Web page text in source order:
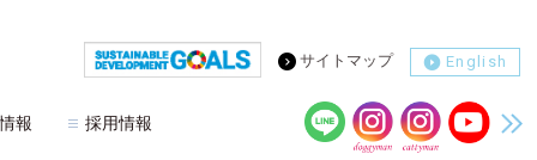
報 採用情報
サイトマップ English